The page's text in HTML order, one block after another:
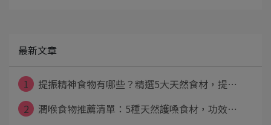
最新文章
1
提振精神食物有哪些？精選5大天然食材，提⋯
2
潤喉食物推薦清單：5種天然護嗓食材，功效⋯